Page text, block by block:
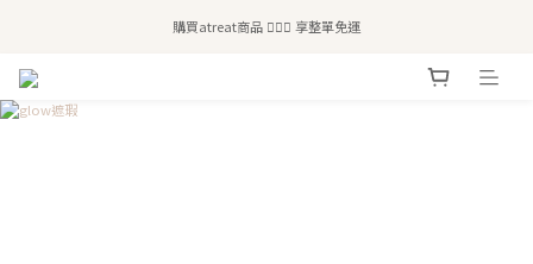
全站滿$2,500免運｜6/30前 含新品滿$1,300超取免運
購買atreat商品 💆🏻‍♀️ 享整單免運